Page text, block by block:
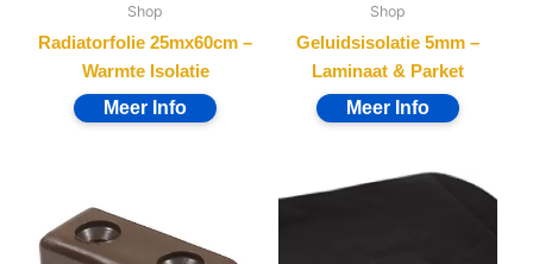
Shop
Radiatorfolie 25mx60cm –
Warmte Isolatie
Shop
Geluidsisolatie 5mm –
Laminaat & Parket